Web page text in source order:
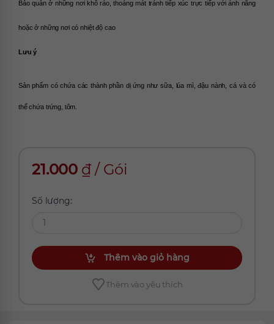
Bảo quản ở những nơi khô ráo, thoáng mát tránh tiếp xúc trực tiếp với ánh nắng
hoặc ở những nơi có nhiệt độ cao
Lưu ý
Sản phẩm có chứa các thành phần dị ứng như sữa, lúa mì, đậu nành, cá và có
thể chứa trứng, tôm.
21.000 ₫ / Gói
Số lượng:
Thêm vào giỏ hàng
Thêm vào yêu thích